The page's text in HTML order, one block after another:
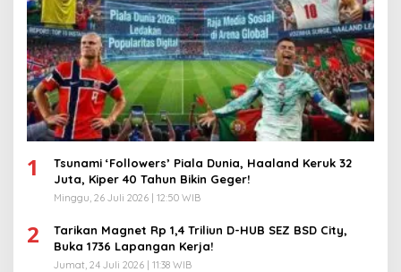
1
Tsunami ‘Followers’ Piala Dunia, Haaland Keruk 32
Juta, Kiper 40 Tahun Bikin Geger!
Minggu, 26 Juli 2026 | 12:50 WIB
2
Tarikan Magnet Rp 1,4 Triliun D-HUB SEZ BSD City,
Buka 1736 Lapangan Kerja!
Jumat, 24 Juli 2026 | 11:38 WIB